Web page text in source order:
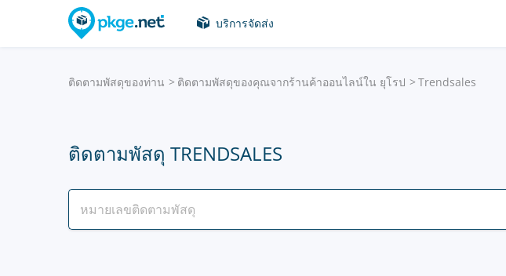
บริการจัดส่ง
ติดตามพัสดุของท่าน ติดตามพัสดุของคุณจากร้านค้าออนไลน์ใน ยุโรป Trendsales
ติดตามพัสดุ TRENDSALES